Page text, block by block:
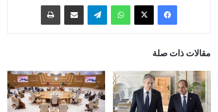
فيسبوك ‫X واتساب تيلقرام مشاركة عبر البريد طباعة
مقالات ذات صلة